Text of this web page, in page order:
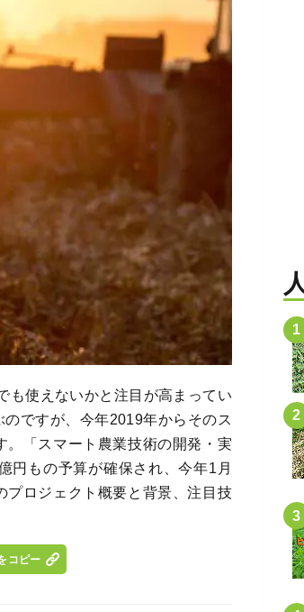
も使えないかと注目が高まってい
ですが、今年2019年からそのス
。「スマート農業技術の開発・実
円もの予算が確保され、今年1月
プロジェクト概要と背景、注目技
コピー